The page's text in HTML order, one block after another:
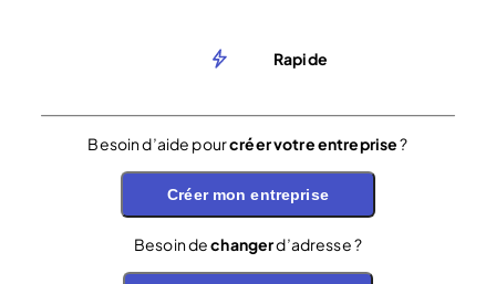
Rapide
Besoin d’aide pourcréer votre entreprise?
Créer mon entreprise
Besoin dechangerd’adresse ?